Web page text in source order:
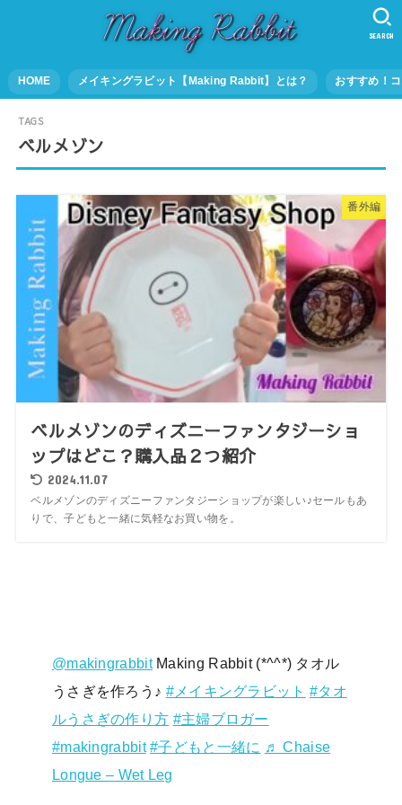
HOME メイキングラビット【Making Rabbit】とは？ おすすめ！
SEARCH
ベルメゾン
番外編
ベルメゾンのディズニーファンタジーショ
ップはどこ？購入品２つ紹介
2024.11.07
ベルメゾンのディズニーファンタジーショップが楽しい♪セールもあ
りで、子どもと一緒に気軽なお買い物を。
@makingrabbitMaking Rabbit (*^^*) タオル
うさぎを作ろう♪ #メイキングラビット #タオ
ルうさぎの作り方 #主婦ブロガー
#makingrabbit #子どもと一緒に
♬ Chaise
Longue – Wet Leg